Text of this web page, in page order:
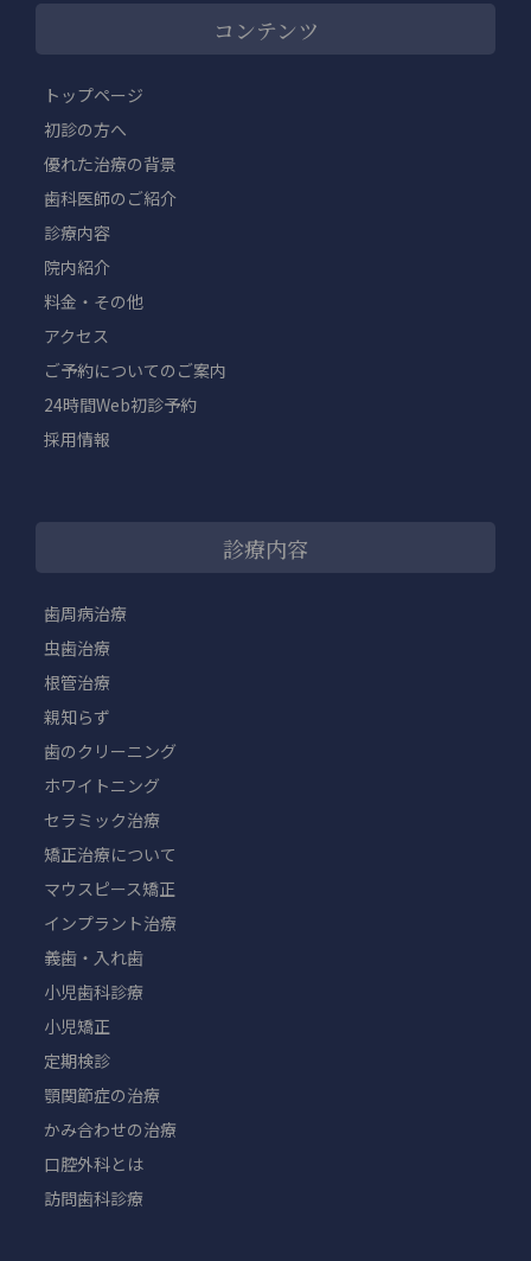
コンテンツ
トップページ
初診の方へ
優れた治療の背景
歯科医師のご紹介
診療内容
院内紹介
料金・その他
アクセス
ご予約についてのご案内
24時間Web初診予約
採用情報
診療内容
歯周病治療
虫歯治療
根管治療
親知らず
歯のクリーニング
ホワイトニング
セラミック治療
矯正治療について
マウスピース矯正
インプラント治療
義歯・入れ歯
小児歯科診療
小児矯正
定期検診
顎関節症の治療
かみ合わせの治療
口腔外科とは
訪問歯科診療